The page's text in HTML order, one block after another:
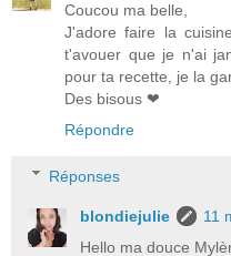
Coucou ma belle,
J'adore faire la
t'avouer que je n'ai
pour ta recette, je la
Des bisous ❤
Répondre
Réponses
blondiejulie
11
Hello ma douce